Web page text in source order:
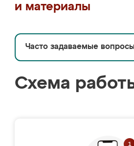
и материалы
Часто задаваемые вопросы
Схема